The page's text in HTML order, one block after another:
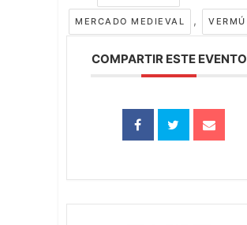
MERCADO MEDIEVAL , VERMÚ
COMPARTIR ESTE EVENTO